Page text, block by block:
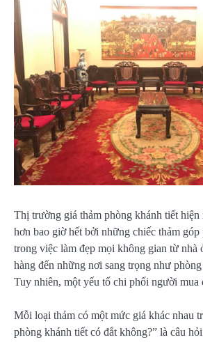
Thị trường giá thảm phòng khánh tiết hiện
hơn bao giờ hết bởi những chiếc thảm
trong việc làm đẹp mọi không gian từ nhà
hàng đến những nơi sang trọng như
Tuy nhiên, một yếu tố chi phối người mua
Mỗi loại thảm có một mức giá khác nhau
phòng khánh tiết có đắt không?” là câu